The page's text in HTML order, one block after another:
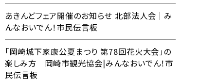
あきんどフェア開催のお知らせ 北部法人会｜み
んなおいでん！市民伝言板
「岡崎城下家康公夏まつり 第78回花火大会」の
楽しみ方 岡崎市観光協会|みんなおいでん！市
民伝言板